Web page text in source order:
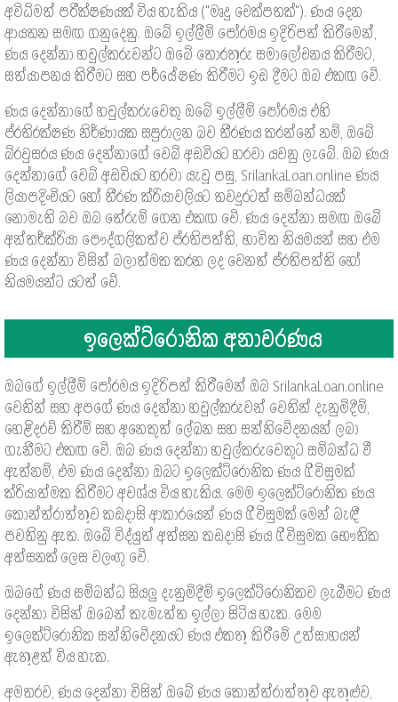
අවිධිමත් පරීක්ෂණයක් විය හැකිය ("මෘදු චෙක්පතක්"). ණය දෙන
ආයතන සමඟ ගනුදෙනු. ඔබේ ඉල්ලීම් පෝරමය ඉදිරිපත් කිරීමෙන්,
ණය දෙන්නා හවුල්කරුවන්ට ඔබේ තොරතුරු සමාලෝචනය කිරීමට,
සත්යාපනය කිරීමට සහ පර්යේෂණ කිරීමට ඉඩ දීමට ඔබ එකඟ වේ.
ණය දෙන්නාගේ හවුල්කරුවෙකු ඔබේ ඉල්ලීම් පෝරමය එහි
ප්රතිරක්ෂණ නිර්ණායක සපුරාලන බව තීරණය කරන්නේ නම්, ඔබේ
බ්රවුසරය ණය දෙන්නාගේ වෙබ් අඩවියට හරවා යවනු ලැබේ. ඔබ ණය
දෙන්නාගේ වෙබ් අඩවියට හරවා යැවූ පසු, SrilankaLoan.online ණය
ලියාපදිංචියට හෝ තීරණ ක්රියාවලියට තවදුරටත් සම්බන්ධයක්
නොමැති බව ඔබ තේරුම් ගෙන එකඟ වේ. ණය දෙන්නා සමඟ ඔබේ
අන්තර්ක්රියා පෞද්ගලිකත්ව ප්රතිපත්ති, භාවිත නියමයන් සහ එම
ණය දෙන්නා විසින් බලාත්මක කරන ලද වෙනත් ප්රතිපත්ති හෝ
නියමයන්ට යටත් වේ.
ඉලෙක්ට්රොනික අනාවරණය
ඔබගේ ඉල්ලීම් පෝරමය ඉදිරිපත් කිරීමෙන් ඔබ SrilankaLoan.online
වෙතින් සහ අපගේ ණය දෙන්නා හවුල්කරුවන් වෙතින් දැනුම්දීම්,
හෙළිදරව් කිරීම් සහ අනෙකුත් ලේඛන සහ සන්නිවේදනයන් ලබා
ගැනීමට එකඟ වේ. ඔබ ණය දෙන්නා හවුල්කරුවෙකුට සම්බන්ධ වී
ඇත්නම්, එම ණය දෙන්නා ඔබට ඉලෙක්ට්රොනික ණය ගිවිසුමක්
ක්රියාත්මක කිරීමට අවශ්ය විය හැකිය. මෙම ඉලෙක්ට්රොනික ණය
කොන්ත්රාත්තුව කඩදාසි ආකාරයෙන් ණය ගිවිසුමක් මෙන් බැඳී
පවතිනු ඇත. ඔබේ විද්යුත් අත්සන කඩදාසි ණය ගිවිසුමක භෞතික
අත්සනක් ලෙස වලංගු වේ.
ඔබගේ ණය සම්බන්ධ සියලු දැනුම්දීම් ඉලෙක්ට්රොනිකව ලැබීමට ණය
දෙන්නා විසින් ඔබෙන් කැමැත්ත ඉල්ලා සිටිය හැක. මෙම
ඉලෙක්ට්රොනික සන්නිවේදනයට ණය එකතු කිරීමේ උත්සාහයන්
ඇතුළත් විය හැක.
අමතරව, ණය දෙන්නා විසින් ඔබේ ණය කොන්ත්රාත්තුව ඇතුළුව,